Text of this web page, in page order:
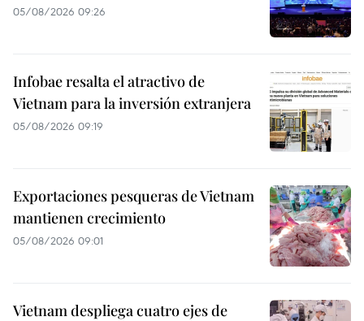
05/08/2026 09:26
Infobae resalta el atractivo de
Vietnam para la inversión extranjera
05/08/2026 09:19
Exportaciones pesqueras de Vietnam
mantienen crecimiento
05/08/2026 09:01
Vietnam despliega cuatro ejes de